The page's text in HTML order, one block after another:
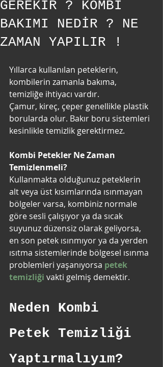
GEREKİR ? KOMBİ
BAKIMI NEDİR ? NE
ZAMAN YAPILIR !
Yıllarca kullanılan peteklerin,
kombilerin zamanla bakıma,
temizliğe ihtiyacı vardır.
Çamur, kireç, çeper genellikle plastik
borularda olur. Bakır boru sistemleri
kesinlikle temizlik gerektirmez.
Kombi Petekler Ne Zaman
Temizlenmeli?
Kullanmakta olduğunuz peteklerin
alt veya üst kısımlarında ısınmayan
bölgeler varsa, kombiniz normale
göre sesli çalışıyor ya da sıcak
suyunuz düzensiz olarak geliyorsa,
en son petek ısınmıyor ya da yerden
ısıtma sistemlerinde bölgesel ısınma
problemleri yaşanıyorsa petek
temizliği vakti gelmiş demektir.
Neden Kombi
Petek Temizliği
Yaptırmalıyım?